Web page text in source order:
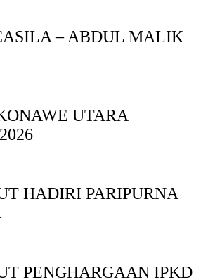
– ABDUL MALIK
UTARA
HADIRI PARIPURNA
PENGHARGAAN IPKD